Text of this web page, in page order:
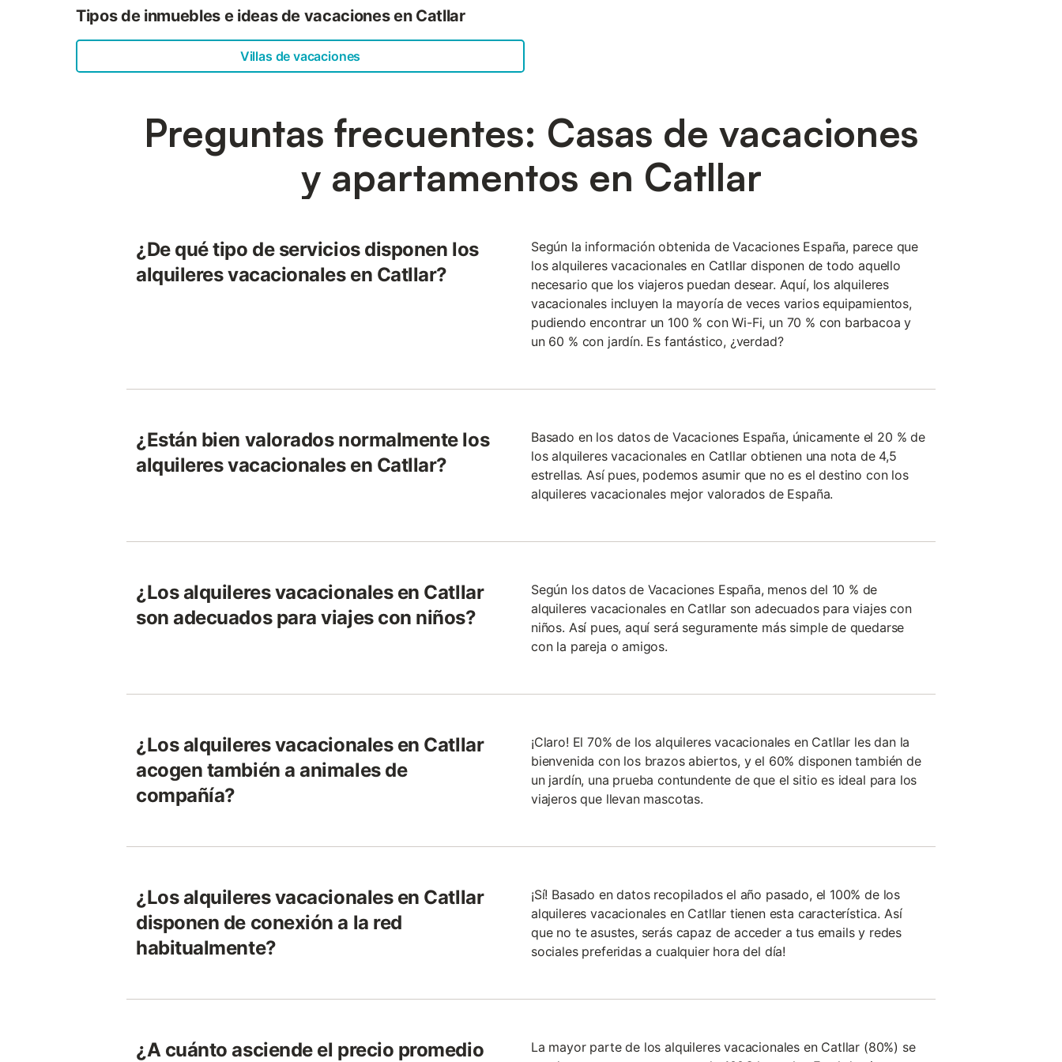
Tipos de inmuebles e ideas de vacaciones en Catllar
Villas de vacaciones
Preguntas frecuentes: Casas de vacaciones
y apartamentos en Catllar
¿De qué tipo de servicios disponen los
alquileres vacacionales en Catllar?
Según la información obtenida de Vacaciones España, parece que
los alquileres vacacionales en Catllar disponen de todo aquello
necesario que los viajeros puedan desear. Aquí, los alquileres
vacacionales incluyen la mayoría de veces varios equipamientos,
pudiendo encontrar un 100 % con Wi-Fi, un 70 % con barbacoa y
un 60 % con jardín. Es fantástico, ¿verdad?
¿Están bien valorados normalmente los
alquileres vacacionales en Catllar?
Basado en los datos de Vacaciones España, únicamente el 20 % de
los alquileres vacacionales en Catllar obtienen una nota de 4,5
estrellas. Así pues, podemos asumir que no es el destino con los
alquileres vacacionales mejor valorados de España.
¿Los alquileres vacacionales en Catllar
son adecuados para viajes con niños?
Según los datos de Vacaciones España, menos del 10 % de
alquileres vacacionales en Catllar son adecuados para viajes con
niños. Así pues, aquí será seguramente más simple de quedarse
con la pareja o amigos.
¿Los alquileres vacacionales en Catllar
acogen también a animales de
compañía?
¡Claro! El 70% de los alquileres vacacionales en Catllar les dan la
bienvenida con los brazos abiertos, y el 60% disponen también de
un jardín, una prueba contundente de que el sitio es ideal para los
viajeros que llevan mascotas.
¿Los alquileres vacacionales en Catllar
disponen de conexión a la red
habitualmente?
¡Sí! Basado en datos recopilados el año pasado, el 100% de los
alquileres vacacionales en Catllar tienen esta característica. Así
que no te asustes, serás capaz de acceder a tus emails y redes
sociales preferidas a cualquier hora del día!
¿A cuánto asciende el precio promedio
La mayor parte de los alquileres vacacionales en Catllar (80%) se